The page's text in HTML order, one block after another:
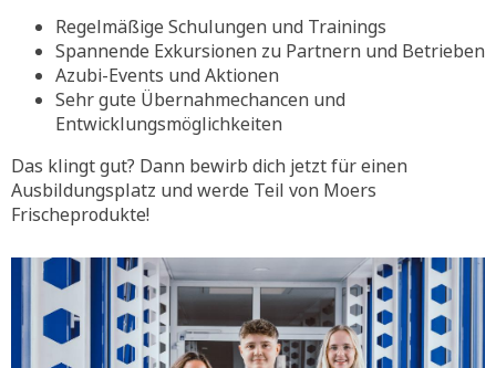
Regelmäßige Schulungen und Trainings
Spannende Exkursionen zu Partnern und Betrieben
Azubi-Events und Aktionen
Sehr gute Übernahmechancen und
Entwicklungsmöglichkeiten
Das klingt gut? Dann bewirb dich jetzt für einen
Ausbildungsplatz und werde Teil von Moers
Frischeprodukte!